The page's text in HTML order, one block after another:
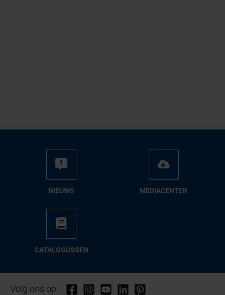
NIEUWS ME­DIA­CEN­TER
CA­TA­LO­GUS­SEN
Volg ons op: